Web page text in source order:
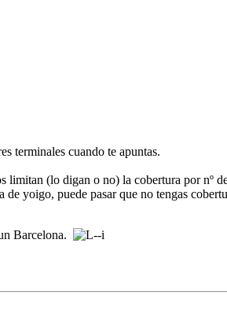
terminales cuando te apuntas.
(lo digan o no) la cobertura por nº
yoigo, puede pasar que no tengas
Barcelona.